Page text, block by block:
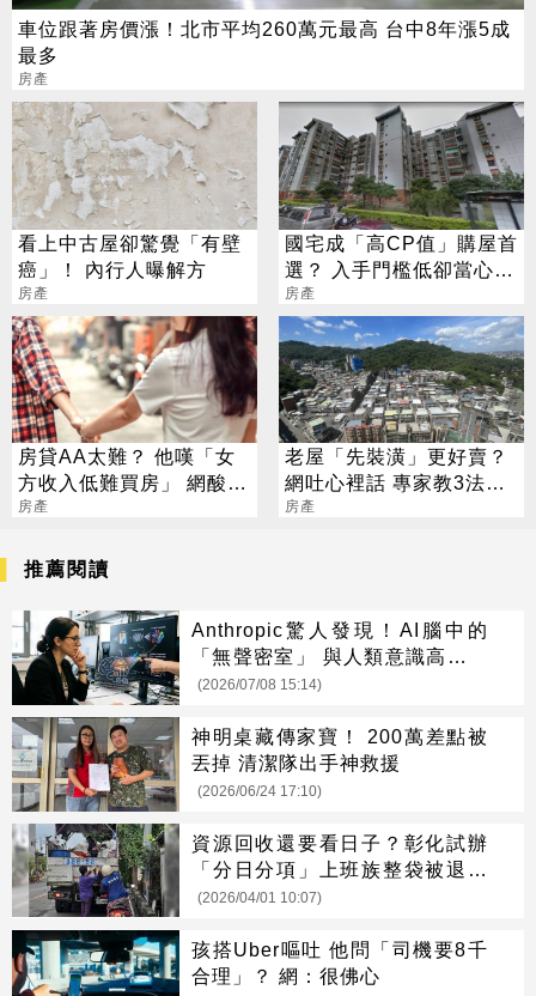
車位跟著房價漲！北市平均260萬元最高 台中8年漲5成
最多
房產
看上中古屋卻驚覺「有壁
癌」！ 內行人曝解方
房產
國宅成「高CP值」購屋首
選？ 入手門檻低卻當心2
大缺點
房產
房貸AA太難？ 他嘆「女
方收入低難買房」 網酸：
高薪也不會選你
房產
老屋「先裝潢」更好賣？
網吐心裡話 專家教3法：
買賣雙贏
房產
推薦閱讀
Anthropic驚人發現！AI腦中的
「無聲密室」 與人類意識高度相
似
(2026/07/08 15:14)
神明桌藏傳家寶！ 200萬差點被
丟掉 清潔隊出手神救援
(2026/06/24 17:10)
資源回收還要看日子？彰化試辦
「分日分項」上班族整袋被退超
崩潰
(2026/04/01 10:07)
孩搭Uber嘔吐 他問「司機要8千
合理」？ 網：很佛心